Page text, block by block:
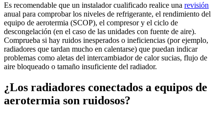
Es recomendable que un instalador cualificado realice una revisión
anual para comprobar los niveles de refrigerante, el rendimiento del
equipo de aerotermia (SCOP), el compresor y el ciclo de
descongelación (en el caso de las unidades con fuente de aire).
Comprueba si hay ruidos inesperados o ineficiencias (por ejemplo,
radiadores que tardan mucho en calentarse) que puedan indicar
problemas como aletas del intercambiador de calor sucias, flujo de
aire bloqueado o tamaño insuficiente del radiador.
¿Los radiadores conectados a equipos de
aerotermia son ruidosos?